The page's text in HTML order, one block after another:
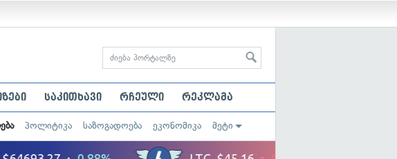
საკითხავი რჩეული რეკლამა
პოლიტიკა საზოგადოება ეკონომიკა მეტი